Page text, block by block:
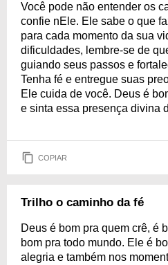
Você pode não entender os
confie nEle. Ele sabe o que
para cada momento da sua
dificuldades, lembre-se de
guiando seus passos e
Tenha fé e entregue suas
Ele cuida de você. Deus é
e sinta essa presença divina
COPIAR
Trilho o caminho da fé
Deus é bom pra quem crê, é
bom pra todo mundo. Ele é
alegria e também nos